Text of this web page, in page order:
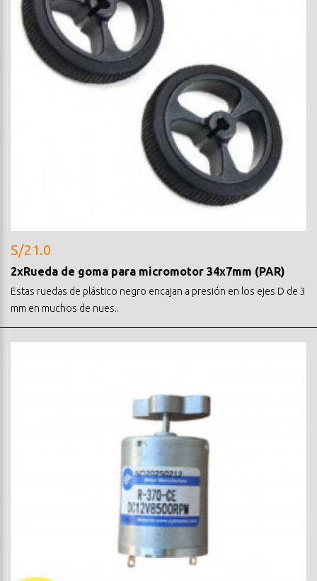
S/21.0
2xRueda de goma para micromotor 34x7mm (PAR)
Estas ruedas de plástico negro encajan a presión en los ejes D de 3
mm en muchos de nues..